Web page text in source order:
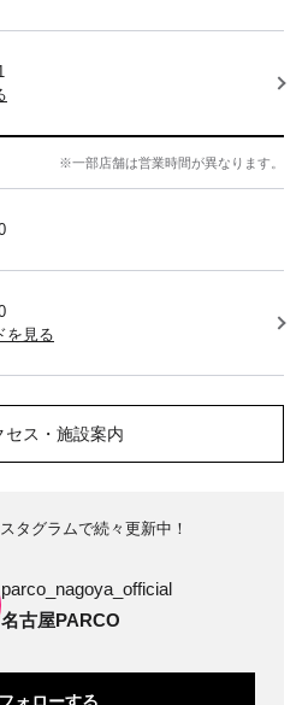
※一部店舗は営業時間が異なります。
を見る
セス・施設案内
タグラムで続々更新中！
parco_nagoya_official
名古屋PARCO